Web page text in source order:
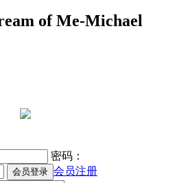
of Me-Michael
密码：
会员注册